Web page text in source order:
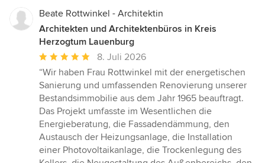
Beate Rottwinkel - Architektin
Architekten und Architektenbüros in Kreis
Herzogtum Lauenburg
Durchschnittliche
Bewertung:
5
von
5
Sternen
8. Juli 2026
“Wir haben Frau Rottwinkel mit der energetischen
Sanierung und umfassenden Renovierung unserer
Bestandsimmobilie aus dem Jahr 1965 beauftragt.
Das Projekt umfasste im Wesentlichen die
Energieberatung, die Fassadendämmung, den
Austausch der Heizungsanlage, die Installation
einer Photovoltaikanlage, die Trockenlegung des